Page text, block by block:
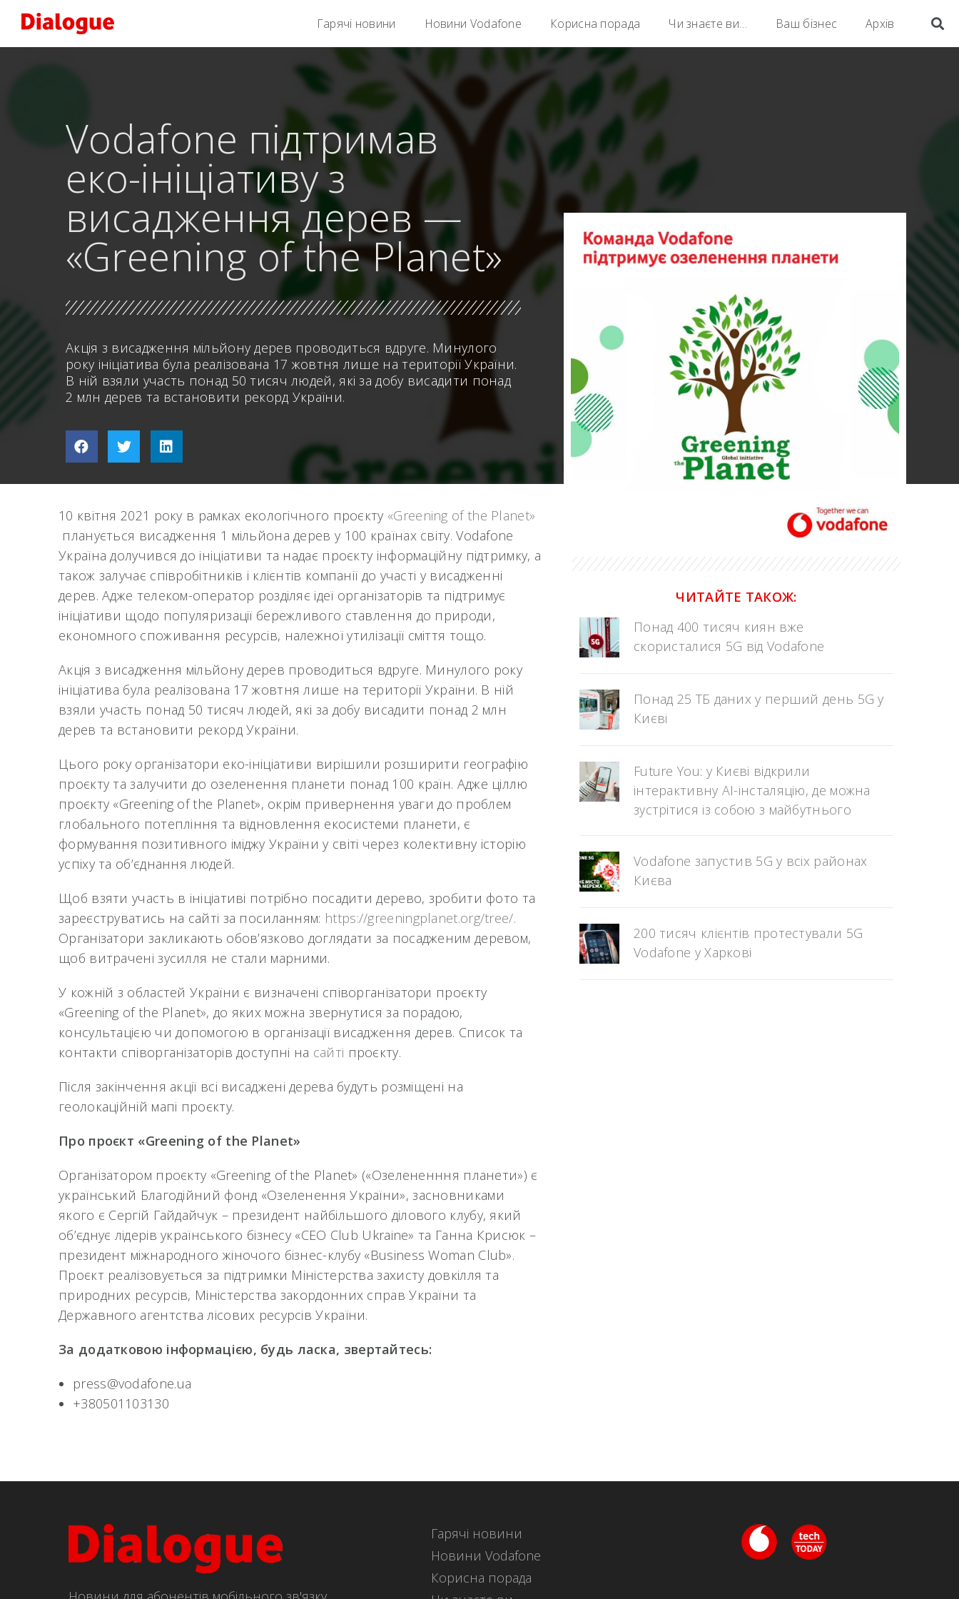
Гарячі новини Новини Vodafone Корисна порада Чи знаєте ви… Ваш бізнес Архів
Vodafone підтримав
еко-ініціативу з
висадження дерев —
«Greening of the Planet»
Акція з висадження мільйону дерев проводиться вдруге. Минулого
року ініціатива була реалізована 17 жовтня лише на території України.
В ній взяли участь понад 50 тисяч людей, які за добу висадити понад
2 млн дерев та встановити рекорд України.
10 квітня 2021 року в рамках екологічного проєкту «Greening of the Planet»
планується висадження 1 мільйона дерев у 100 країнах світу. Vodafone
Україна долучився до ініціативи та надає проєкту інформаційну підтримку, а
також залучає співробітників і клієнтів компанії до участі у висадженні
дерев. Адже телеком-оператор розділяє ідеї організаторів та підтримує
ініціативи щодо популяризації бережливого ставлення до природи,
економного споживання ресурсів, належної утилізації сміття тощо.
Акція з висадження мільйону дерев проводиться вдруге. Минулого року
ініціатива була реалізована 17 жовтня лише на території України. В ній
взяли участь понад 50 тисяч людей, які за добу висадити понад 2 млн
дерев та встановити рекорд України.
Цього року організатори еко-ініціативи вирішили розширити географію
проєкту та залучити до озеленення планети понад 100 країн. Адже ціллю
проєкту «Greening of the Planet», окрім привернення уваги до проблем
глобального потепління та відновлення екосистеми планети, є
формування позитивного іміджу України у світі через колективну історію
успіху та об’єднання людей.
Щоб взяти участь в ініціативі потрібно посадити дерево, зробити фото та
зареєструватись на сайті за посиланням: https://greeningplanet.org/tree/.
Організатори закликають обов’язково доглядати за посадженим деревом,
щоб витрачені зусилля не стали марними.
У кожній з областей України є визначені співорганізатори проєкту
«Greening of the Planet», до яких можна звернутися за порадою,
консультацією чи допомогою в організації висадження дерев. Список та
контакти співорганізаторів доступні на сайті проєкту.
Після закінчення акції всі висаджені дерева будуть розміщені на
геолокаційній мапі проєкту.
Про проєкт «Greening of the Planet»
Організатором проєкту «Greening of the Planet» («Озелененння планети») є
український Благодійний фонд «Озеленення України», засновниками
якого є Сергій Гайдайчук – президент найбільшого ділового клубу, який
об’єднує лідерів українського бізнесу «CEO Club Ukraine» та Ганна Крисюк –
президент міжнародного жіночого бізнес-клубу «Business Woman Club».
Проєкт реалізовується за підтримки Міністерства захисту довкілля та
природних ресурсів, Міністерства закордонних справ України та
Державного агентства лісових ресурсів України.
За додатковою інформацією, будь ласка, звертайтесь:
press@vodafone.ua
+380501103130
ЧИТАЙТЕ ТАКОЖ:
Понад 400 тисяч киян вже
скористалися 5G від Vodafone
Понад 25 ТБ даних у перший день 5G у
Києві
Future You: у Києві відкрили
інтерактивну AI-інсталяцію, де можна
зустрітися із собою з майбутнього
Vodafone запустив 5G у всіх районах
Києва
200 тисяч клієнтів протестували 5G
Vodafone у Харкові
Гарячі новини
Новини Vodafone
Корисна порада